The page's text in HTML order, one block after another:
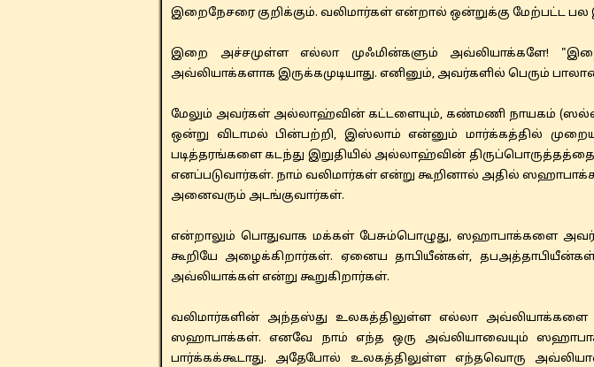
இறைநேசரை குறிக்கும். வலிமார்கள் என்றால் ஒன்றுக்கு மேற்பட்ட பல
​​இறை அச்சமுள்ள எல்லா முஃமின்களும் அவ்லியாக்களே!
அவ்லியாக்களாக இருக்கமுடியாது. எனினும், அவர்களில் பெரும்
மேலும் அவர்கள் அல்லாஹ்வின் கட்டளையும், கண்மணி நாயகம்
ஒன்று விடாமல் பின்பற்றி, இஸ்லாம் என்னும் மார்க்கத்தில்
படித்தரங்களை கடந்து இறுதியில் அல்லாஹ்வின்
எனப்படுவார்கள். நாம் வலிமார்கள் என்று கூறினால் அதில்
அனைவரும் அடங்குவார்கள்.
என்றாலும் பொதுவாக மக்கள் பேசும்பொழுது, ஸஹாபாக்களை
கூறியே அழைக்கிறார்கள். ஏனைய தாபியீன்கள்,
அவ்லியாக்கள் என்று கூறுகிறார்கள்.
​​வலிமார்களின் அந்தஸ்து உலகத்திலுள்ள எல்லா அவ்லியாக்களை
ஸஹாபாக்கள். எனவே நாம் எந்த ஒரு அவ்லியாவையும்
பார்க்கக்கூடாது. அதேபோல் உலகத்திலுள்ள எந்தவொரு